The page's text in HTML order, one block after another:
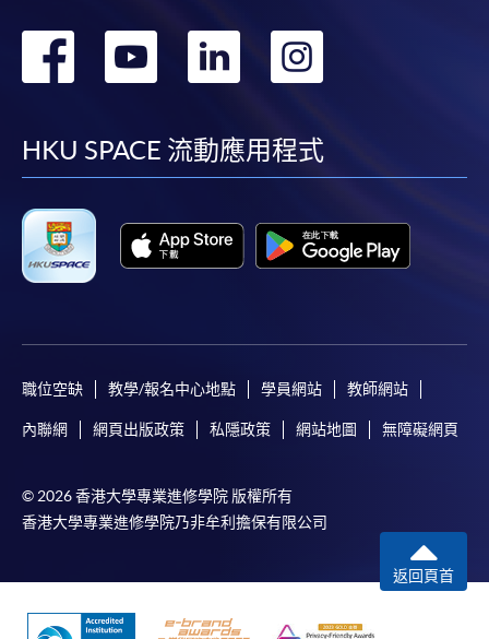
轉
facebook
轉
youtube
轉
linkedin
HKU SPACE 流動應用程式
職位空缺 教學/報名中心地點 學員網站 教師網站
內聯網 網頁出版政策 私隱政策 網站地圖 無障礙網頁
© 2026 香港大學專業進修學院 版權所有
香港大學專業進修學院乃非牟利擔保有限公司
返回頁首